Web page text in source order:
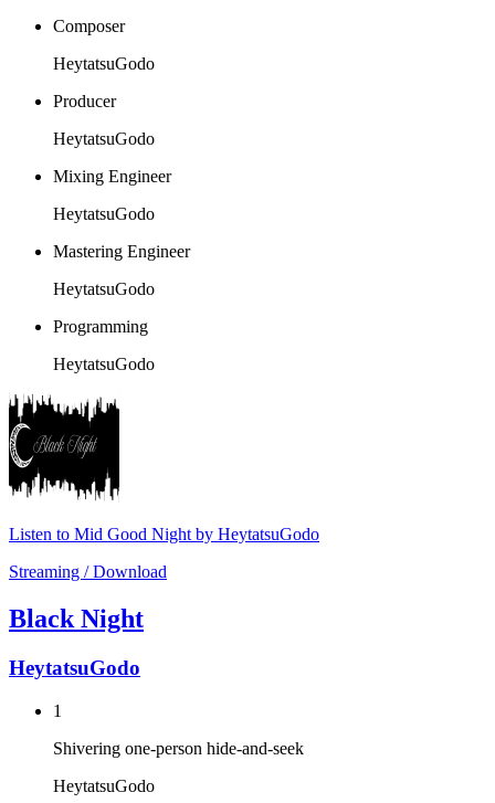
Composer
HeytatsuGodo
Producer
HeytatsuGodo
Mixing Engineer
HeytatsuGodo
Mastering Engineer
HeytatsuGodo
Programming
HeytatsuGodo
Listen to Mid Good Night by HeytatsuGodo
Streaming / Download
Black Night
HeytatsuGodo
1
Shivering one-person hide-and-seek
HeytatsuGodo